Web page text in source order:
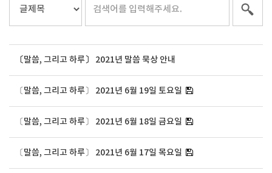
〔말씀, 그리고 하루〕 2021년 말씀 묵상 안내
〔말씀, 그리고 하루〕 2021년 6월 19일 토요일
〔말씀, 그리고 하루〕 2021년 6월 18일 금요일
〔말씀, 그리고 하루〕 2021년 6월 17일 목요일